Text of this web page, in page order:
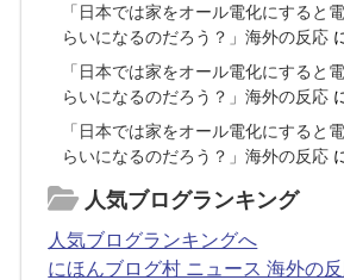
「日本では家をオール電化にすると
らいになるのだろう？」海外の反応
「日本では家をオール電化にすると
らいになるのだろう？」海外の反応
「日本では家をオール電化にすると
らいになるのだろう？」海外の反応
人気ブログランキング
人気ブログランキングへ
にほんブログ村 ニュース 海外の